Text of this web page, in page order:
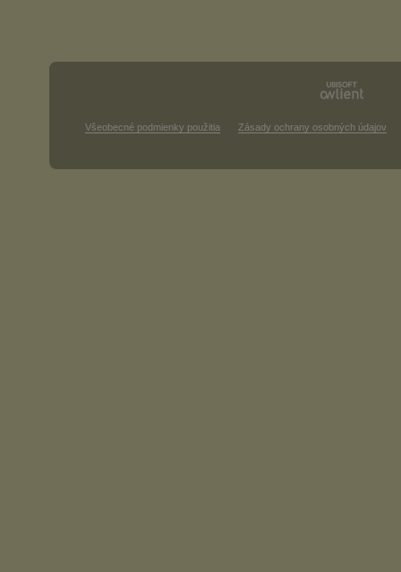
Všeobecné podmienky použitia Zásady ochrany osobných údajov